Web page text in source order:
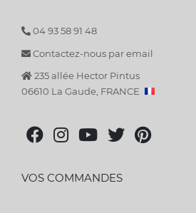
04 93 58 91 48
Contactez-nous par email
235 allée Hector Pintus
06610 La Gaude, FRANCE
VOS COMMANDES